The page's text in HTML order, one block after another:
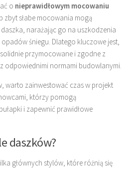
o nieprawidłowym mocowaniu
zbyt słabe mocowania mogą
narażając go na uszkodzenia
śniegu. Dlatego kluczowe jest,
przymocowane i zgodne z
odpowiednimi normami budowlanymi.
warto zainwestować czas w projekt
którzy pomogą
i zapewnić prawidłowe
daszków?
głównych stylów, które różnią się